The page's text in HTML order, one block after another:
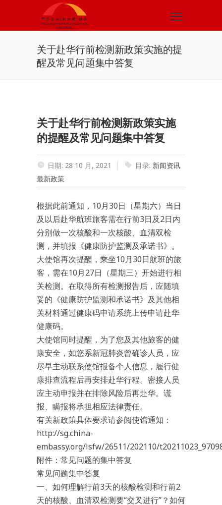
关于赴华行前检测新政策实施的提
醒及常见问题集中答复
关于赴华行前检测新政策实施
的提醒及常见问题集中答复
日期: 28 10 月, 2021 目录: 新闻资讯
最新政策
根据此前通知，10月30日（星期六）当日
及以后赴华航班旅客需在行前3日及2日内
分别做一次核酸和一次核酸、血清双检
测，并填报《健康防护监测及承诺书》。
大使馆再次提醒，乘坐10月30日航班的旅
客，需在10月27日（星期三）开始进行相
关检测。在取得所有检测报告后，应随填
妥的《健康防护监测和承诺书》及其他相
关材料通过健康码申请系统上传申请赴华
健康码。
大使馆同时提醒，为了您及其他旅客的健
康安全，如您系新冠肺炎曾确诊人员，应
尽早主动联系使馆报备个人信息，履行健
康排查流程后再安排赴华行程。密接人员
应主动申报并在排除风险后再赴华。谎
报、瞒报将承担相应法律责任。
有关新政策具体要求请参阅使馆通知：
http://sg.china-
embassy.org/lsfw/26511/202110/
附件：常见问题的集中答复
常见问题集中答复
一、如何理解行前3天的核酸检测和行前2
天的核酸、血清双检测要“交叉进行”？如何